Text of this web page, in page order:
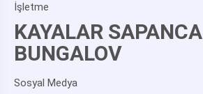
İşletme
KAYALAR SAPANCA
BUNGALOV
Sosyal Medya